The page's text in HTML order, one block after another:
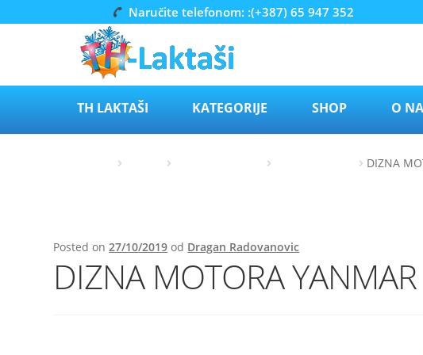
Naručite telefonom: :(+387) 65 947 352
Preskoči
navigaciju
sadržaja
TH LAKTAŠI KATEGORIJE SHOP O
DIZNA
Posted on27/10/2019 od Dragan Radovanovic
DIZNA MOTORA YANMAR